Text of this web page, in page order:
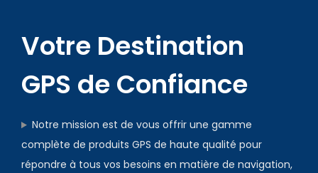
Votre Destination
GPS de Confiance
Notre mission est de vous offrir une gamme
complète de produits GPS de haute qualité pour
répondre à tous vos besoins en matière de navigation,